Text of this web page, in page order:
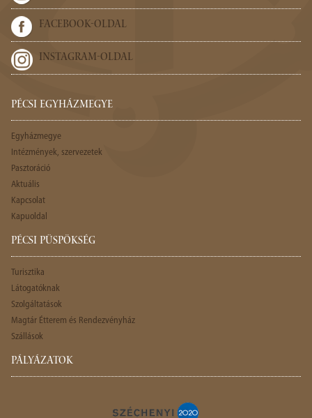
FACEBOOK-OLDAL
INSTAGRAM-OLDAL
PÉCSI EGYHÁZMEGYE
Egyházmegye
Intézmények, szervezetek
Pasztoráció
Aktuális
Kapcsolat
Kapuoldal
PÉCSI PÜSPÖKSÉG
Turisztika
Látogatóknak
Szolgáltatások
Magtár Étterem és Rendezvényház
Szállások
PÁLYÁZATOK